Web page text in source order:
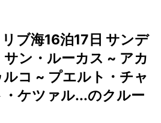
ブ海16泊17日 サンデ
ン・ルーカス ~ アカ
コ ~ プエルト・チャ
ケツァル...のクルー